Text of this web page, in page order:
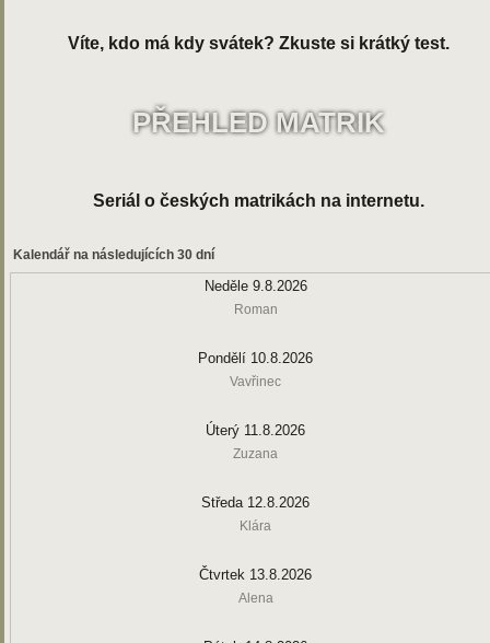
Víte, kdo má kdy svátek? Zkuste si krátký test.
PŘEHLED MATRIK
Seriál o českých matrikách na internetu.
Kalendář na následujících 30 dní
Neděle 9.8.2026
Roman
Pondělí 10.8.2026
Vavřinec
Úterý 11.8.2026
Zuzana
Středa 12.8.2026
Klára
Čtvrtek 13.8.2026
Alena